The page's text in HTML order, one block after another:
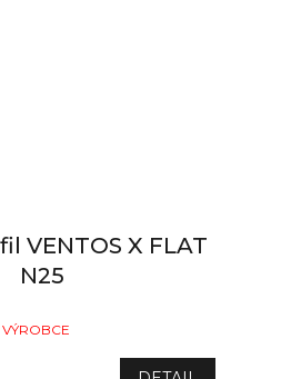
VENTOS X FLAT
N25